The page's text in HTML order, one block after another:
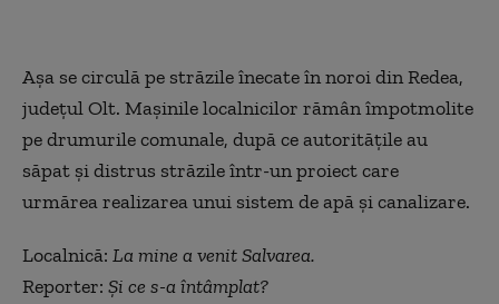
Așa se circulă pe străzile înecate în noroi din Redea,
județul Olt. Mașinile localnicilor rămân împotmolite
pe drumurile comunale, după ce autoritățile au
săpat și distrus străzile într-un proiect care
urmărea realizarea unui sistem de apă și canalizare.
Localnică: La mine a venit Salvarea.
Reporter: Și ce s-a întâmplat?